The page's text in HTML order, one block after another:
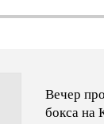
Вечер
бокса на